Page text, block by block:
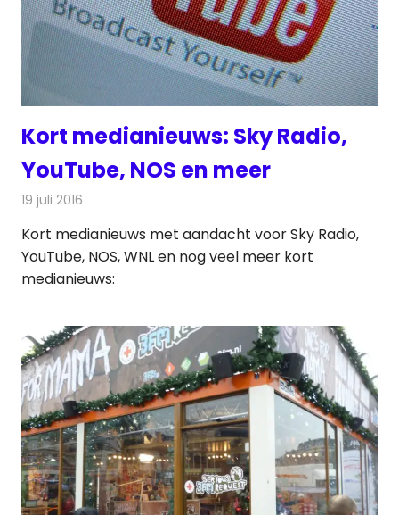
Kort medianieuws: Sky Radio,
YouTube, NOS en meer
19 juli 2016
Kort medianieuws met aandacht voor Sky Radio,
YouTube, NOS, WNL en nog veel meer kort
medianieuws: